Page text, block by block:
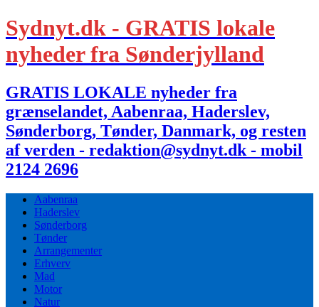
Sydnyt.dk - GRATIS lokale
nyheder fra Sønderjylland
GRATIS LOKALE nyheder fra
grænselandet, Aabenraa, Haderslev,
Sønderborg, Tønder, Danmark, og resten
af verden - redaktion@sydnyt.dk - mobil
2124 2696
Aabenraa
Haderslev
Sønderborg
Tønder
Arrangementer
Erhverv
Mad
Motor
Natur